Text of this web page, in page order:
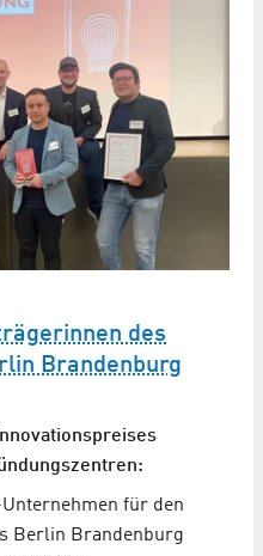
des
Brandenburg
für den
Berlin Brandenburg